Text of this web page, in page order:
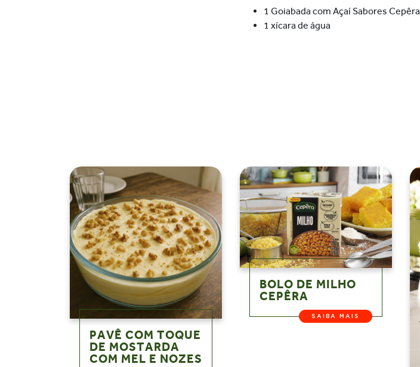
1 Goiabada com Açaí Sabores Cepêra
1 xícara de água
PAVÊ COM TOQUE
DE MOSTARDA
COM MEL E NOZES
BOLO DE MILHO
CEPÊRA
SAIBA MAIS